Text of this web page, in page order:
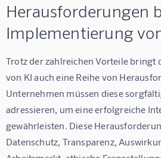
Herausforderungen
Implementierung
Trotz der zahlreichen Vorteile bringt
von KI auch eine Reihe von
Unternehmen müssen diese
adressieren, um eine erfolgreiche
gewährleisten. Diese
Datenschutz, Transparenz,